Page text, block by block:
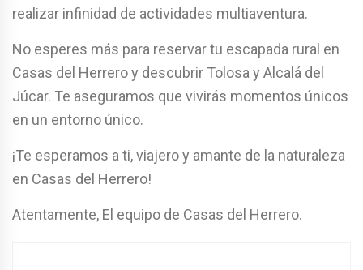
realizar infinidad de actividades multiaventura.
No esperes más para reservar tu escapada rural en
Casas del Herrero y descubrir Tolosa y Alcalá del
Júcar. Te aseguramos que vivirás momentos únicos
en un entorno único.
¡Te esperamos a ti, viajero y amante de la naturaleza
en Casas del Herrero!
Atentamente, El equipo de Casas del Herrero.